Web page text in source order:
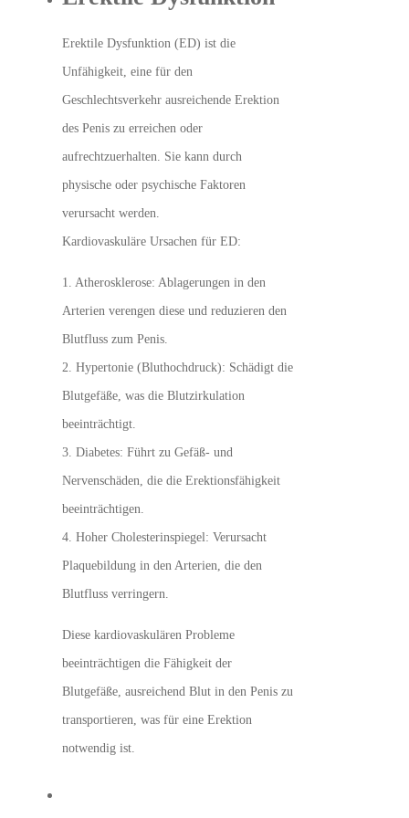
Erektile Dysfunktion (ED) ist die
Unfähigkeit, eine für den
Geschlechtsverkehr ausreichende Erektion
des Penis zu erreichen oder
aufrechtzuerhalten. Sie kann durch
physische oder psychische Faktoren
verursacht werden.
Kardiovaskuläre Ursachen für ED:
1. Atherosklerose: Ablagerungen in den
Arterien verengen diese und reduzieren den
Blutfluss zum Penis.
2. Hypertonie (Bluthochdruck): Schädigt die
Blutgefäße, was die Blutzirkulation
beeinträchtigt.
3. Diabetes: Führt zu Gefäß- und
Nervenschäden, die die Erektionsfähigkeit
beeinträchtigen.
4. Hoher Cholesterinspiegel: Verursacht
Plaquebildung in den Arterien, die den
Blutfluss verringern.
Diese kardiovaskulären Probleme
beeinträchtigen die Fähigkeit der
Blutgefäße, ausreichend Blut in den Penis zu
transportieren, was für eine Erektion
notwendig ist.